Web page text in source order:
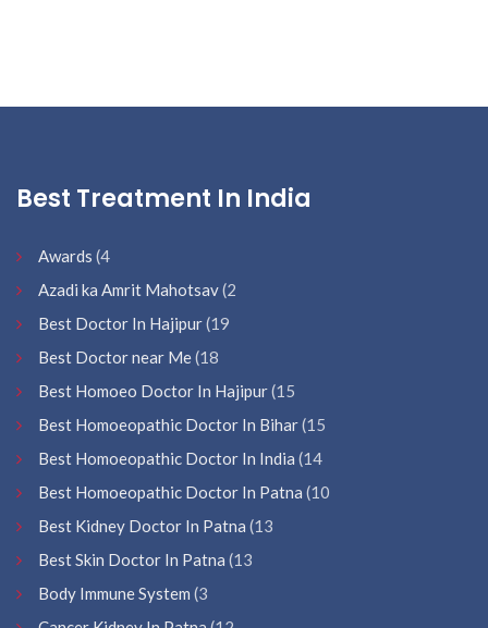
Best Treatment In India
Awards (4
Azadi ka Amrit Mahotsav(2
Best Doctor In Hajipur(19
Best Doctor near Me(18
Best Homoeo Doctor In Hajipur(15
Best Homoeopathic Doctor In Bihar(15
Best Homoeopathic Doctor In India (14
Best Homoeopathic Doctor In Patna (10
Best Kidney Doctor In Patna (13
Best Skin Doctor In Patna (13
Body Immune System (3